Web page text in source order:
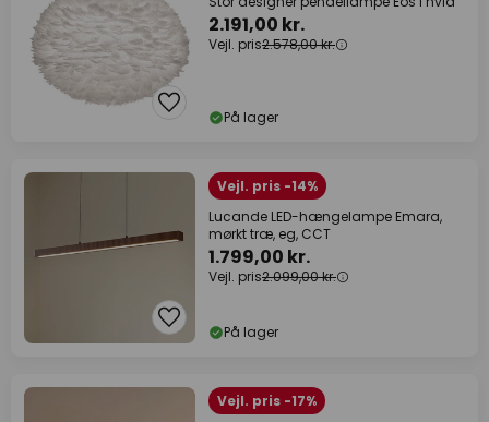
2.191,00 kr.
Vejl. pris2.578,00 kr.
På lager
Vejl. pris -14%
Lucande LED-hængelampe Emara,
mørkt træ, eg, CCT
1.799,00 kr.
Vejl. pris2.099,00 kr.
På lager
Vejl. pris -17%